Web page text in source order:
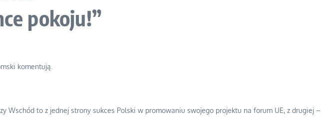
pokoju!”
komentują.
Wschód to z jednej strony sukces Polski w promowaniu swojego projektu na forum UE, z drugiej